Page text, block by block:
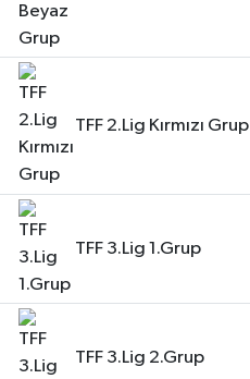
TFF 2.Lig Kırmızı Grup
TFF 3.Lig 1.Grup
TFF 3.Lig 2.Grup